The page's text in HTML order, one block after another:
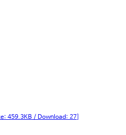
459.3KB / Download: 27]